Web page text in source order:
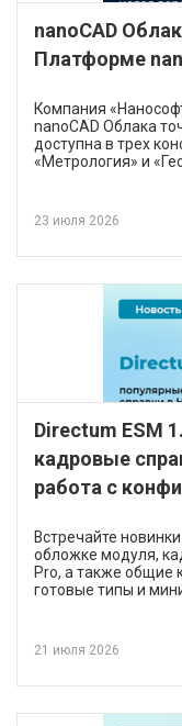
nanoCAD
Платформе
​Компания
nanoCAD Облака
доступна в трех
«Метрология» и
23 июля 2026
Directum ESM
кадровые
работа с
Встречайте
обложке модуля,
Pro, а также общие
готовые типы и
21 июля 2026